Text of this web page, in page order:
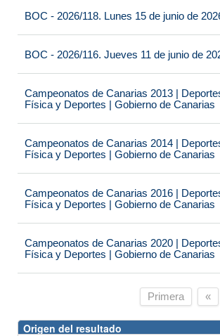
BOC - 2026/118. Lunes 15 de junio de
BOC - 2026/116. Jueves 11 de junio de
Campeonatos de Canarias 2013 |
Física y Deportes | Gobierno de Canarias
Campeonatos de Canarias 2014 |
Física y Deportes | Gobierno de Canarias
Campeonatos de Canarias 2016 |
Física y Deportes | Gobierno de Canarias
Campeonatos de Canarias 2020 |
Física y Deportes | Gobierno de Canarias
Primera «
Origen del resultado